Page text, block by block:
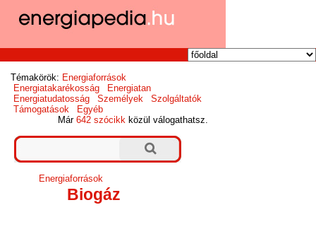
Témakörök: Energiaforrások
Energiatakarékosság
Energiatan
Energiatudatosság
Személyek
Szolgáltatók
Támogatások
Egyéb
Már642 szócikk közül válogathatsz.
Energiaforrások
Biogáz